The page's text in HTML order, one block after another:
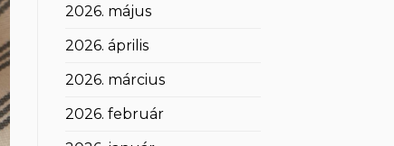
2026. május
2026. április
2026. március
2026. február